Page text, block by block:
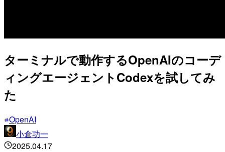
ターミナルで動作するOpenAIのコーデ
ィングエージェントCodexを試してみ
た
OpenAI
小倉功一
2025.04.17